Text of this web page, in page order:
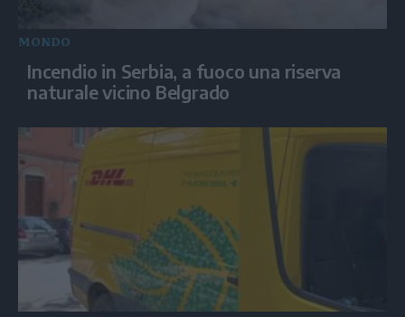
MONDO
Incendio in Serbia, a fuoco una riserva
naturale vicino Belgrado